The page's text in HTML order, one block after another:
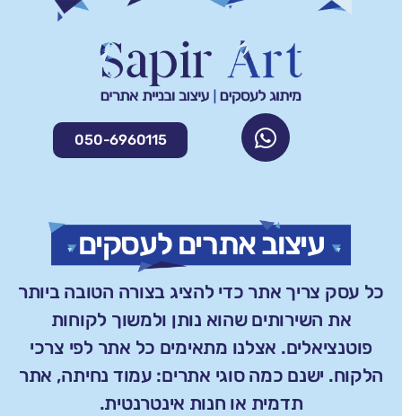
050-6960115
עיצוב אתרים לעסקים
כל עסק צריך אתר כדי להציג בצורה הטובה ביותר
את השירותים שהוא נותן ולמשוך לקוחות
פוטנציאלים. אצלנו מתאימים כל אתר לפי צרכי
הלקוח. ישנם כמה סוגי אתרים: עמוד נחיתה, אתר
תדמית או חנות אינטרנטית.